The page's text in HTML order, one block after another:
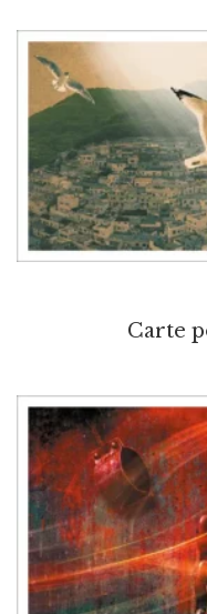
Carte